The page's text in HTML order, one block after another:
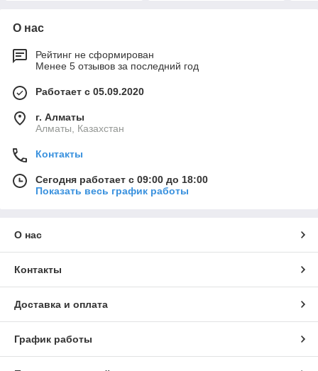
О нас
Рейтинг не сформирован
Менее 5 отзывов за последний год
Работает с 05.09.2020
г. Алматы
Алматы, Казахстан
Контакты
Сегодня работает с 09:00 до 18:00
Показать весь график работы
О нас
Контакты
Доставка и оплата
График работы